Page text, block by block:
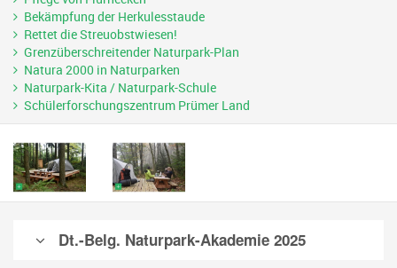
Bekämpfung der Herkulesstaude
Rettet die Streuobstwiesen!
Grenzüberschreitender Naturpark-Plan
Natura 2000 in Naturparken
Naturpark-Kita / Naturpark-Schule
Schülerforschungszentrum Prümer Land
Dt.-Belg. Naturpark-Akademie 2025